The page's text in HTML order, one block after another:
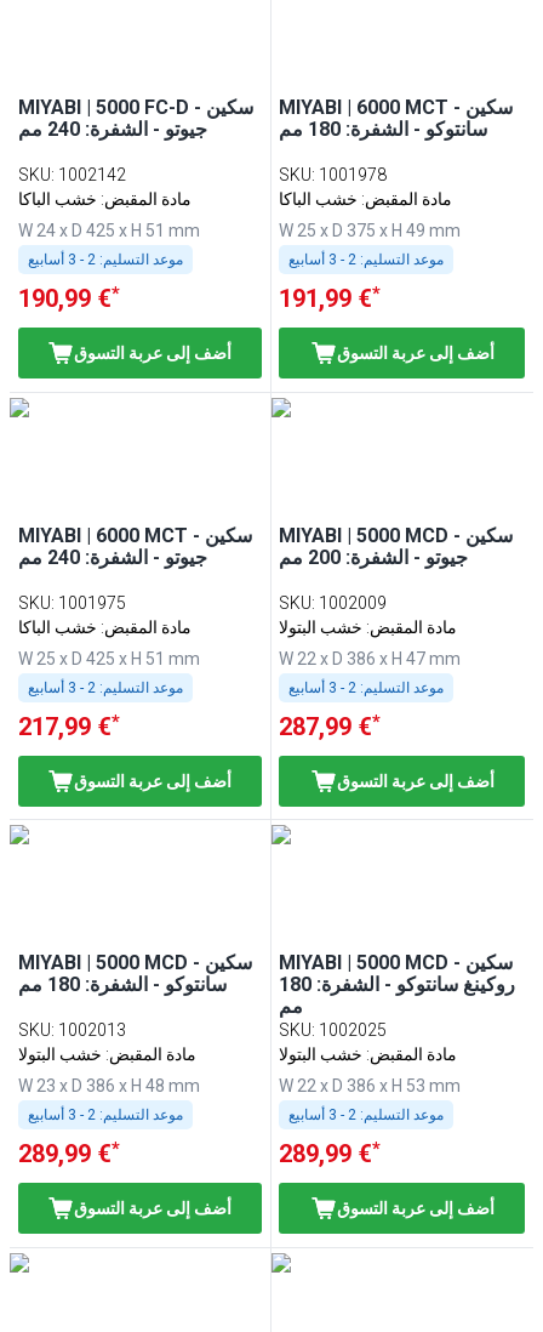
MIYABI | 5000 FC-D - سكين
جيوتو - الشفرة: 240 مم
SKU: 1002142
مادة المقبض: خشب الباكا
W 24 x D 425 x H 51 mm
موعد التسليم: 2 - 3 أسابيع
190,99 €*
أضف إلى عربة التسوق
MIYABI | 6000 MCT - سكين
سانتوكو - الشفرة: 180 مم
SKU: 1001978
مادة المقبض: خشب الباكا
W 25 x D 375 x H 49 mm
موعد التسليم:
191,99 €*
أضف إلى عربة التسوق
MIYABI | 6000 MCT - سكين
جيوتو - الشفرة: 240 مم
SKU: 1001975
مادة المقبض: خشب الباكا
W 25 x D 425 x H 51 mm
موعد التسليم:
217,99 €*
أضف إلى عربة التسوق
MIYABI | 5000 MCD - سكين
جيوتو - الشفرة: 200 مم
SKU: 1002009
مادة المقبض: خشب البتولا
W 22 x D 386 x H 47 mm
موعد التسليم:
287,99 €*
أضف إلى عربة التسوق
MIYABI | 5000 MCD - سكين
سانتوكو - الشفرة: 180 مم
SKU: 1002013
مادة المقبض: خشب البتولا
W 23 x D 386 x H 48 mm
موعد التسليم: 2 - 3 أسابيع
289,99 €*
أضف إلى عربة التسوق
MIYABI | 5000 MCD - سكين
روكينغ سانتوكو - الشفرة: 180
مم
SKU: 1002025
مادة المقبض: خشب البتولا
W 22 x D 386 x H 53 mm
موعد التسليم:
289,99 €*
أضف إلى عربة التسوق